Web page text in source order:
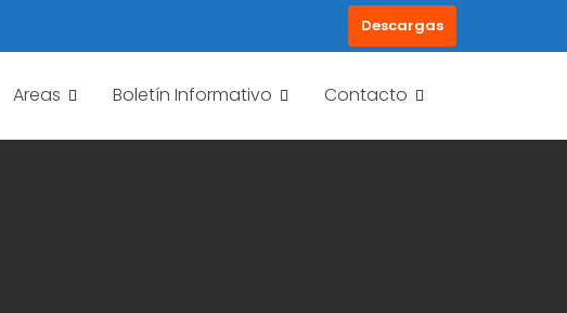
Descargas
Areas Boletín Informativo Contacto